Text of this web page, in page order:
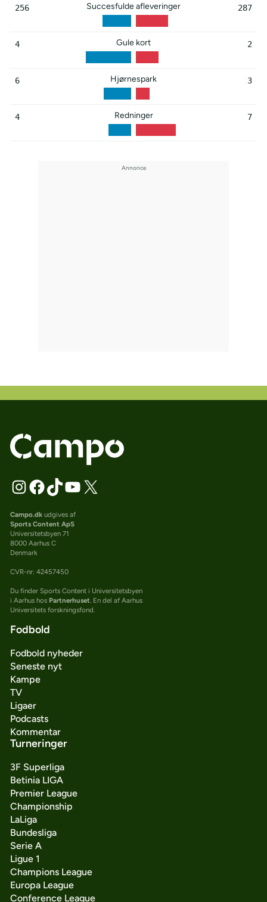
256 Succesfulde afleveringer 287
4 Gule kort 2
6 Hjørnespark 3
4 Redninger 7
Campo.dkudgives af
Sports Content ApS
Universitetsbyen 71
8000 Aarhus C
Denmark
CVR-nr: 42457450
Du finder Sports Content i Universitetsbyen
i Aarhus hos Partnerhuset . En del af Aarhus
Universitets forskningsfond.
Fodbold
Fodbold nyheder
Seneste nyt
Kampe
TV
Ligaer
Podcasts
Kommentar
Turneringer
3F Superliga
Betinia LIGA
Premier League
Championship
LaLiga
Bundesliga
Serie A
Ligue 1
Champions League
Europa League
Conference League